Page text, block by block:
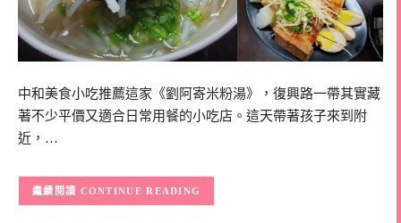
中和美食小吃推薦這家《劉阿寄米粉湯》，復興路一帶其實藏
著不少平價又適合日常用餐的小吃店。這天帶著孩子來到附
近，…
CONTINUE READING